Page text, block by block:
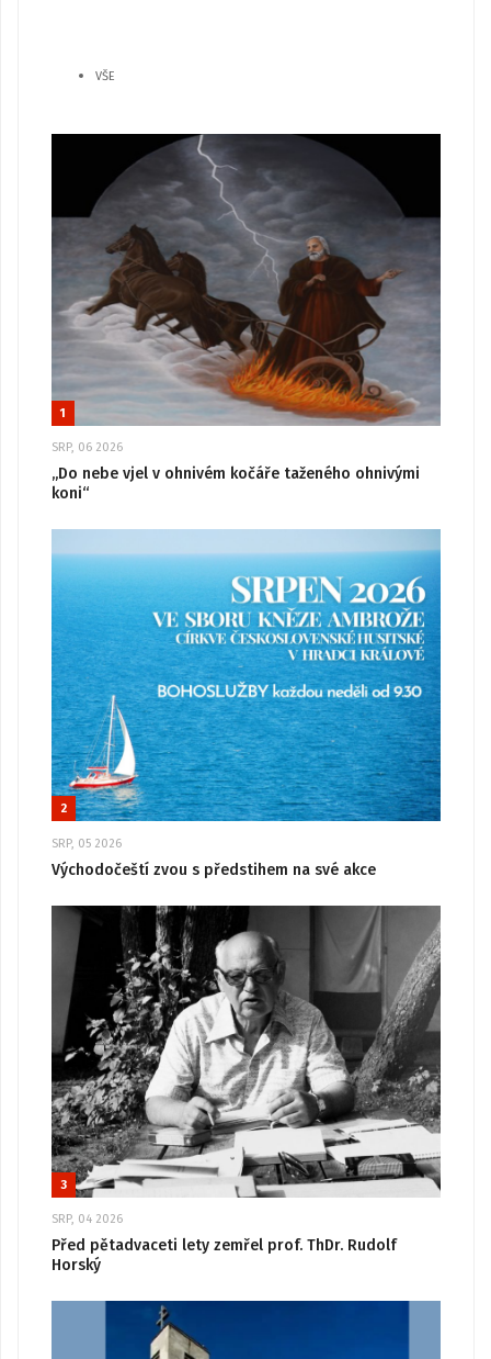
VŠE
1
SRP, 06 2026
„Do nebe vjel v ohnivém kočáře taženého ohnivými
koni“
2
SRP, 05 2026
Východočeští zvou s předstihem na své akce
3
SRP, 04 2026
Před pětadvaceti lety zemřel prof. ThDr. Rudolf
Horský